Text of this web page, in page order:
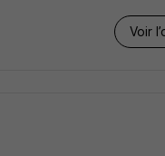
Voir